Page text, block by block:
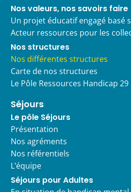
Nos valeurs, nos savoirs faire
Un projet éducatif engagé basé
Acteur ressources pour les
Nos structures
Nos différentes structures
Carte de nos structures
Le Pôle Ressources Handicap 29
Séjours
Le pôle Séjours
Présentation
Nos agréments
Nos référentiels
L’équipe
Séjours pour Adultes